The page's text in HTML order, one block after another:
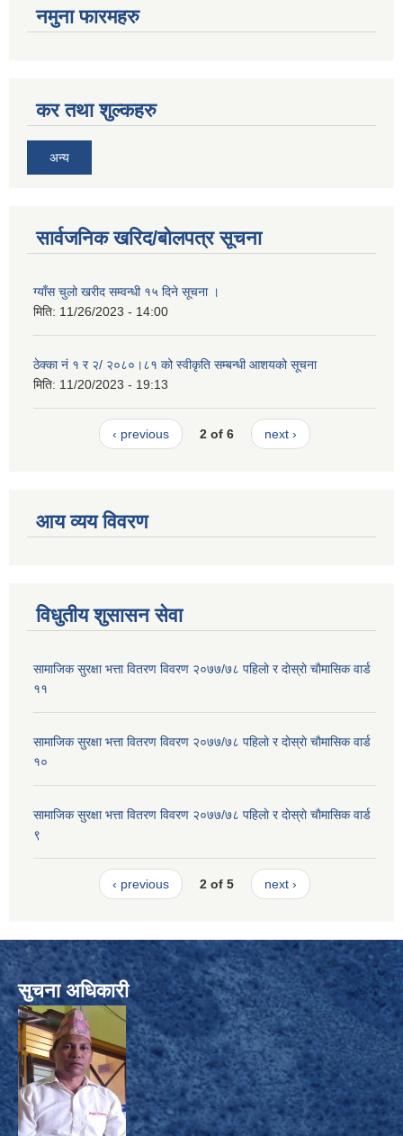
नमुना फारमहरु
कर तथा शुल्कहरु
अन्य
सार्वजनिक खरिद/बोलपत्र सूचना
ग्याँस चुलो खरीद सम्वन्धी १५ दिने सूचना ।
मिति: 11/26/2023 - 14:00
ठेक्का नं १ र २/ २०८०।८१ को स्वीकृति सम्बन्धी आशयको सूचना
मिति: 11/20/2023 - 19:13
‹ previous 2 of 6 next ›
आय व्यय विवरण
विधुतीय शुसासन सेवा
सामाजिक सुरक्षा भत्ता वितरण विवरण २०७७/७८ पहिलाे र दाेस्राे चाैमासिक वार्ड
११
सामाजिक सुरक्षा भत्ता वितरण विवरण २०७७/७८ पहिलाे र दाेस्राे चाैमासिक वार्ड
१०
सामाजिक सुरक्षा भत्ता वितरण विवरण २०७७/७८ पहिलाे र दाेस्राे चाैमासिक वार्ड
९
‹ previous 2 of 5 next ›
सुचना अधिकारी